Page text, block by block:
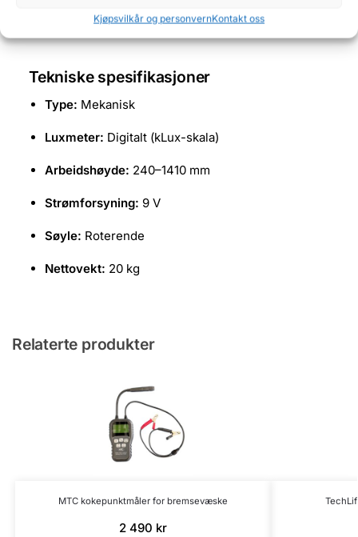
Kjøpsvilkår og personvernKontakt oss
Tekniske spesifikasjoner
Type: Mekanisk
Luxmeter: Digitalt (kLux-skala)
Arbeidshøyde: 240–1410 mm
Strømforsyning: 9 V
Søyle: Roterende
Nettovekt: 20 kg
Relaterte produkter
MTC kokepunktmåler for bremsevæske
2 490 kr